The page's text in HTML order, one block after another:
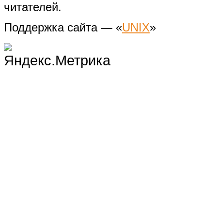
читателей.
Поддержка сайта — «UNIX»